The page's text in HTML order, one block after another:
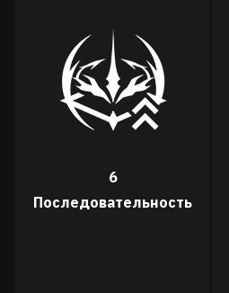
6
Последовательность